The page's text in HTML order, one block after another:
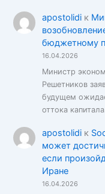
apostolidiк
бюджетному
16.04.2026
Министр
Решетников
будущем
оттока капитала.
apostolidiк
может
если
Иране
16.04.2026